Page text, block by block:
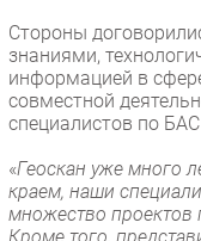
Каталог
Стороны
знаниями,
информацией в
совместной
специалистов по
«Геоскан уже много
краем, наши
множество проектов
Кроме того,